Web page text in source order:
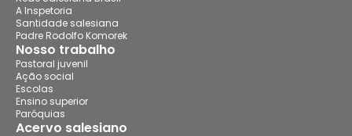
A Inspetoria
Santidade salesiana
Padre Rodolfo Komorek
Nosso trabalho
Pastoral juvenil
Ação social
Escolas
Ensino superior
Paróquias
Acervo salesiano